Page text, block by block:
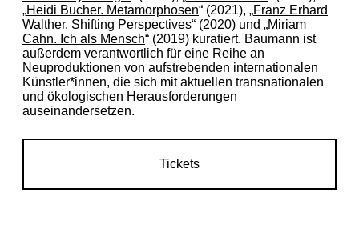
„Heidi Bucher. Metamorphosen“ (2021), „Franz Erhard
Walther. Shifting Perspectives“ (2020) und „Miriam
Cahn. Ich als Mensch“ (2019) kuratiert. Baumann ist
außerdem verantwortlich für eine Reihe an
Neuproduktionen von aufstrebenden internationalen
Künstler*innen, die sich mit aktuellen transnationalen
und ökologischen Herausforderungen
auseinandersetzen.
Tickets